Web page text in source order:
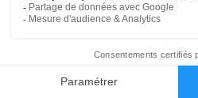
Faire-part
lundi 26 juin 2023 à
69290 Grézieu la